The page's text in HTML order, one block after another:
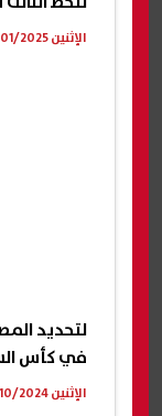
الإثنين 06/01/2025 09:08 م
لتحديد
في كأس
الإثنين 21/10/2024 09:50 م